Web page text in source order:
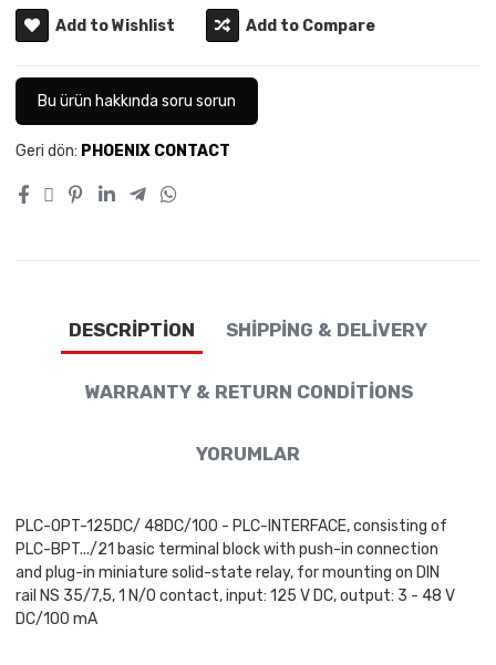
Add to Wishlist Add to Compare
Bu ürün hakkında soru sorun
Geri dön: PHOENIX CONTACT
DESCRIPTION SHIPPING & DELIVERY
WARRANTY & RETURN CONDITIONS
YORUMLAR
PLC-OPT-125DC/ 48DC/100 - PLC-INTERFACE, consisting of
PLC-BPT.../21 basic terminal block with push-in connection
and plug-in miniature solid-state relay, for mounting on DIN
rail NS 35/7,5, 1 N/O contact, input: 125 V DC, output: 3 - 48 V
DC/100 mA